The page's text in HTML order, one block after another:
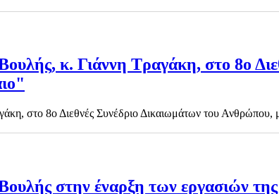
κ. Γιάννη Τραγάκη, στο 8ο
στο 8ο Διεθνές Συνέδριο Δικαιωμάτων του
στην έναρξη των εργασιών